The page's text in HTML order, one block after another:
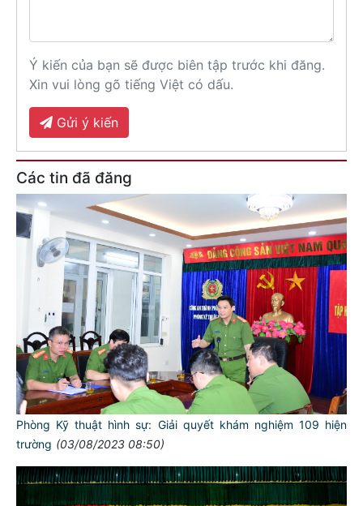
Ý kiến của bạn sẽ được biên tập trước khi đăng.
Xin vui lòng gõ tiếng Việt có dấu.
Gửi ý kiến
Các tin đã đăng
Phòng Kỹ thuật hình sự: Giải quyết khám nghiệm 109 hiện
trường (03/08/2023 08:50)